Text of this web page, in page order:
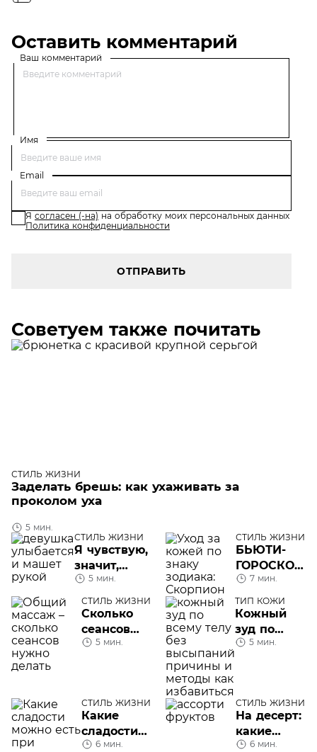
Оставить комментарий
Ваш комментарий
Имя
Email
Я согласен (-на) на обработку моих персональных данных
Политика конфиденциальности
ОТПРАВИТЬ
Советуем также почитать
СТИЛЬ ЖИЗНИ
Заделать брешь: как ухаживать за
проколом уха
5 мин.
СТИЛЬ ЖИЗНИ
Я чувствую,
значит,
существую: что
такое
эмоциональный
интеллект
5 мин.
СТИЛЬ ЖИЗНИ
БЬЮТИ-
ГОРОСКОП
на ноябрь
7 мин.
СТИЛЬ ЖИЗНИ
Сколько
сеансов
массажа
5 мин.
ТИП КОЖИ
Кожный
зуд по
всему
избавиться
5 мин.
СТИЛЬ ЖИЗНИ
Какие
сладости
можно
6 мин.
СТИЛЬ ЖИЗНИ
На десерт:
какие
фрукты
6 мин.